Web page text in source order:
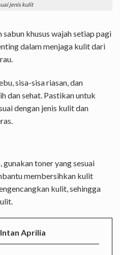
jenis kulit
khusus wajah setiap pagi
dalam menjaga kulit dari
sisa-sisa riasan, dan
dan sehat. Pastikan untuk
dengan jenis kulit dan
toner yang sesuai
membersihkan kulit
kulit, sehingga
Aprilia